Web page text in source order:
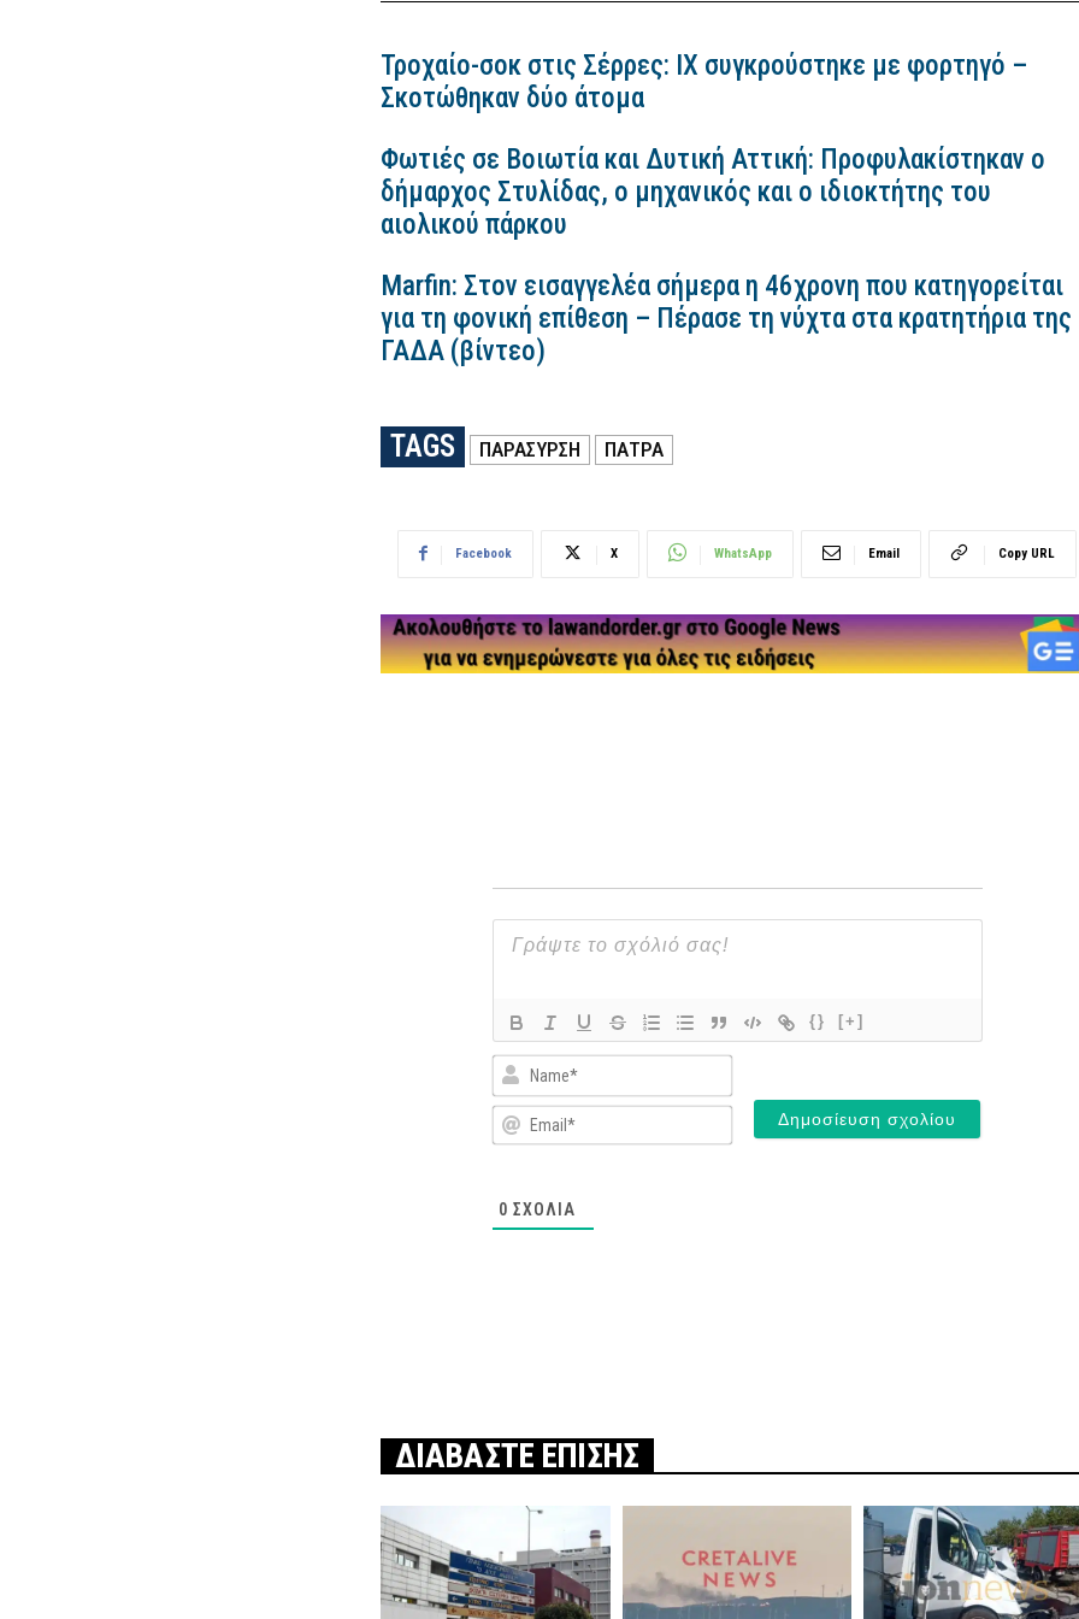
Τροχαίο-σοκ στις Σέρρες: ΙΧ συγκρούστηκε με φορτηγό –
Σκοτώθηκαν δύο άτομα
Φωτιές σε Βοιωτία και Δυτική Αττική: Προφυλακίστηκαν ο
δήμαρχος Στυλίδας, ο μηχανικός και ο ιδιοκτήτης του
αιολικού πάρκου
Marfin: Στον εισαγγελέα σήμερα η 46χρονη που κατηγορείται
για τη φονική επίθεση – Πέρασε τη νύχτα στα κρατητήρια της
ΓΑΔΑ (βίντεο)
TAGS ΠΑΡΑΣΥΡΣΗ ΠΑΤΡΑ
Facebook X WhatsApp Email Copy URL
{} [+]
Name*
Email*
0 ΣΧΌΛΙΑ
ΔΙΑΒΑΣΤΕ ΕΠΙΣΗΣ